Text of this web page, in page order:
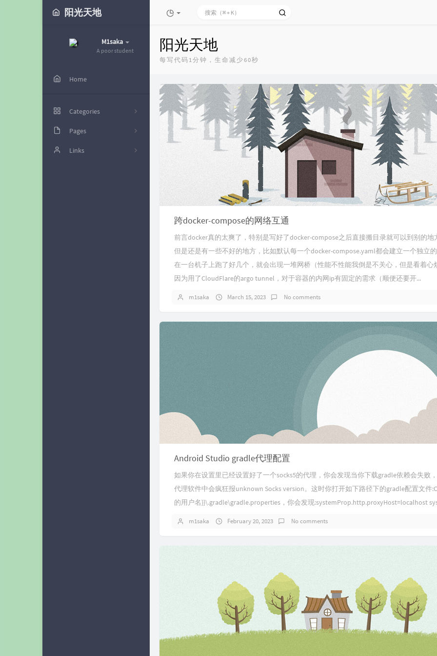
阳光天地
M1saka
A poor student
Home
Categories
49
11
Pages
时光机
Links
阳光天地
每写代码1分钟，生命减少60秒
跨docker-compose的网络互通
前言docker真的太爽了，特别是写好了docker-compose之后直接搬目录就可以到别的地
但是还是有一些不好的地方，比如默认每一个docker-compose.yaml都会建立一个独立
在一台机子上跑了好几个，就会出现一堆网桥（性能不性能我倒是不关心，但是看着心
因为用了CloudFlare的argo tunnel，对于容器的内网ip有固定的需求（顺便还要开...
m1saka March 15, 2023 No comments
Android Studio gradle代理配置
如果你在设置里已经设置好了一个socks5的代理，你会发现当你下载gradle依赖会失败
代理软件中会疯狂报unknown Socks version。这时你打开如下路径下的gradle配置文件
的用户名}}\.gradle\gradle.properties，你会发现:systemProp.http.proxyHost=localhost
m1saka February 20, 2023 No comments